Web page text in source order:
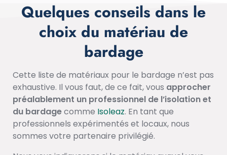
Quelques conseils dans le
choix du matériau de
bardage
Cette liste de matériaux pour le bardage n’est pas
exhaustive. Il vous faut, de ce fait, vous approcher
préalablement un professionnel de l’isolation et
du bardagecomme Isoleaz. En tant que
professionnels expérimentés et locaux, nous
sommes votre partenaire privilégié.